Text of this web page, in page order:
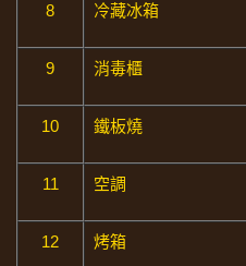
8 冷藏冰箱
9 消毒櫃
10 鐵板燒
11 空調
12 烤箱